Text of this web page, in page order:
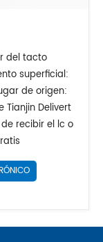
del tacto
superficial:
de origen:
Tianjin Delivert
recibir el lc o